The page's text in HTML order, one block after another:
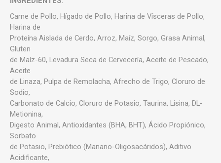
Carne de Pollo, Hígado de Pollo, Harina de Vísceras de Pollo,
Harina de
Proteína Aislada de Cerdo, Arroz, Maíz, Sorgo, Grasa Animal,
Gluten
de Maíz-60, Levadura Seca de Cervecería, Aceite de Pescado,
Aceite
de Linaza, Pulpa de Remolacha, Afrecho de Trigo, Cloruro de
Sodio,
Carbonato de Calcio, Cloruro de Potasio, Taurina, Lisina, DL-
Metionina,
Digesto Animal, Antioxidantes (BHA, BHT), Ácido Propiónico,
Sorbato
de Potasio, Prebiótico (Manano-Oligosacáridos), Aditivo
Acidificante,